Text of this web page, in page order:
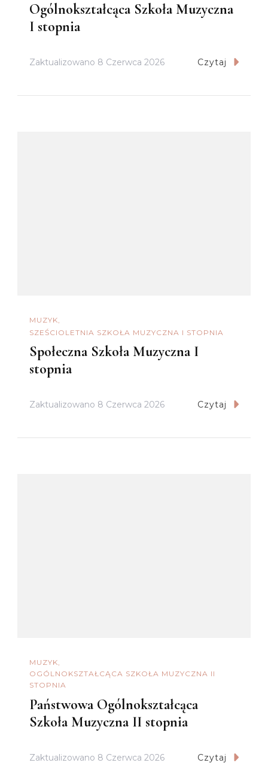
Ogólnokształcąca Szkoła Muzyczna
I stopnia
Zaktualizowano 8 Czerwca 2026 Czytaj
MUZYK
SZEŚCIOLETNIA SZKOŁA MUZYCZNA I STOPNIA
Społeczna Szkoła Muzyczna I
stopnia
Zaktualizowano 8 Czerwca 2026 Czytaj
MUZYK
OGÓLNOKSZTAŁCĄCA SZKOŁA MUZYCZNA II
STOPNIA
Państwowa Ogólnokształcąca
Szkoła Muzyczna II stopnia
Zaktualizowano 8 Czerwca 2026 Czytaj